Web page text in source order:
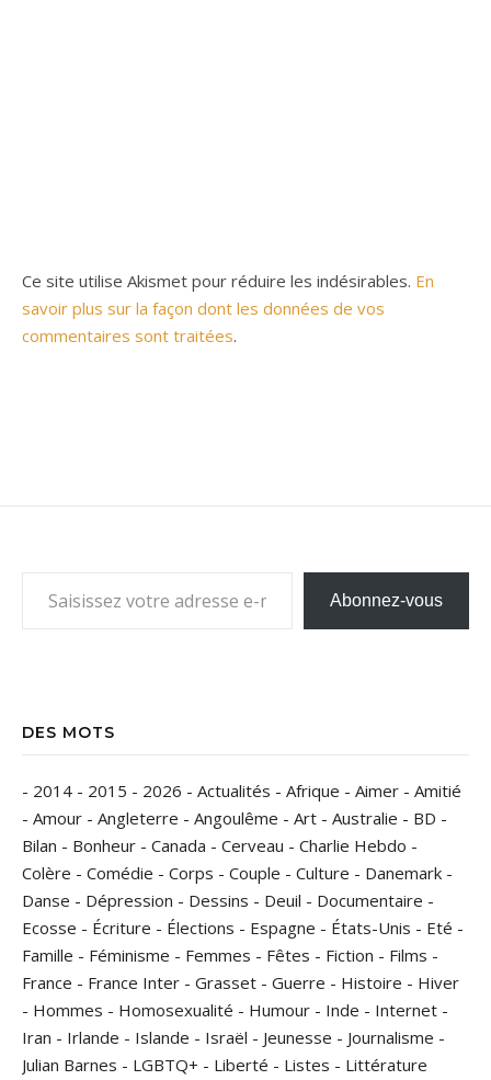
Ce site utilise Akismet pour réduire les indésirables. En
savoir plus sur la façon dont les données de vos
commentaires sont traitées.
Abonnez-vous
DES MOTS
- 2014 - 2015 - 2026 - Actualités - Afrique - Aimer - Amitié
- Amour - Angleterre - Angoulême - Art - Australie - BD -
Bilan - Bonheur - Canada - Cerveau - Charlie Hebdo -
Colère - Comédie - Corps - Couple - Culture - Danemark -
Danse - Dépression - Dessins - Deuil - Documentaire -
Ecosse - Écriture - Élections - Espagne - États-Unis - Eté -
Famille - Féminisme - Femmes - Fêtes - Fiction - Films -
France - France Inter - Grasset - Guerre - Histoire - Hiver
- Hommes - Homosexualité - Humour - Inde - Internet -
Iran - Irlande - Islande - Israël - Jeunesse - Journalisme -
Julian Barnes - LGBTQ+ - Liberté - Listes - Littérature